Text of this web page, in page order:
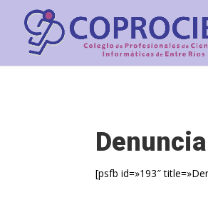
[psfb id=»193″